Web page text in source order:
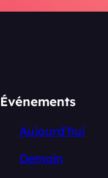
Événements
Aujourd’hui
Demain